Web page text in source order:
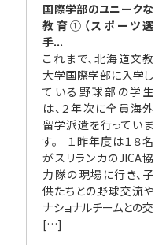
国際学部のユニークな
教育①（スポーツ選
手...
これまで、北海道文教
大学国際学部に入学し
ている野球部の学生
は、２年次に全員海外
留学派遣を行っていま
す。 １昨年度は１８名
がスリランカのJICA協
力隊の現場に行き、子
供たちとの野球交流や
ナショナルチームとの交
[…]